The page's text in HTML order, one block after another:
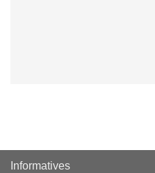
Informatives